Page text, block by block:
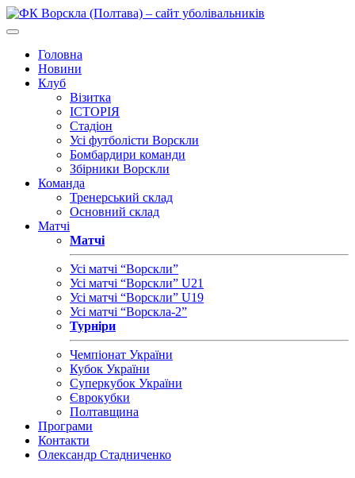
Головна
Новини
Клуб
Візитка
ІСТОРІЯ
Стадіон
Усі футболісти Ворскли
Бомбардири команди
Збірники Ворскли
Команда
Тренерський склад
Основний склад
Матчі
Матчі
Усі матчі “Ворскли”
Усі матчі “Ворскли” U21
Усі матчі “Ворскли” U19
Усі матчі “Ворскла-2”
Турніри
Чемпіонат України
Кубок України
Суперкубок України
Єврокубки
Полтавщина
Програми
Контакти
Олександр Стадниченко